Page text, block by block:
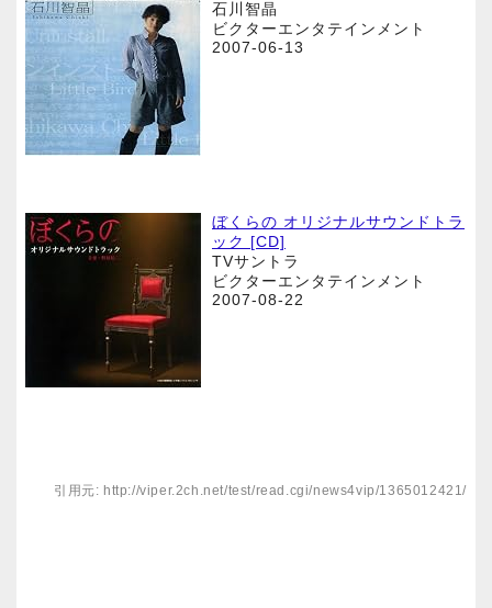
石川智晶
ビクターエンタテインメント
2007-06-13
ぼくらの オリジナルサウンドトラ
ック [CD]
TVサントラ
ビクターエンタテインメント
2007-08-22
引用元: http://viper.2ch.net/test/read.cgi/news4vip/1365012421/